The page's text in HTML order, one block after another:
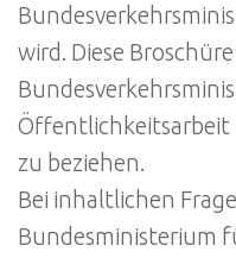
wird. Diese
Öffentlichkeitsarbeit
zu beziehen.
Bei inhaltlichen
Bundesministerium